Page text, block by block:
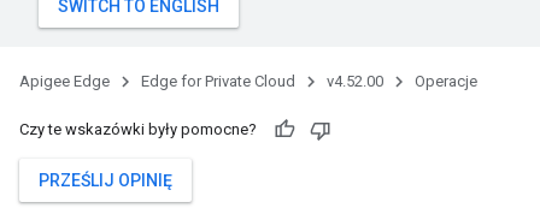
Apigee Edge Edge for Private Cloud v4.52.00 Operacje
Czy te wskazówki były pomocne?
PRZEŚLIJ OPINIĘ